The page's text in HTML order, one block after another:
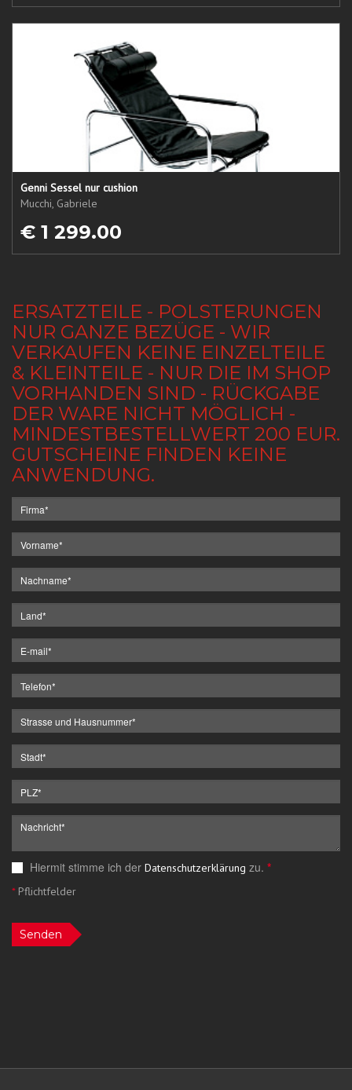
Genni Sessel nur cushion
Mucchi, Gabriele
€ 1 299.00
ERSATZTEILE - POLSTERUNGEN
NUR GANZE BEZÜGE - WIR
VERKAUFEN KEINE EINZELTEILE
& KLEINTEILE - NUR DIE IM SHOP
VORHANDEN SIND - RÜCKGABE
DER WARE NICHT MÖGLICH -
MINDESTBESTELLWERT 200 EUR.
GUTSCHEINE FINDEN KEINE
ANWENDUNG.
Hiermit stimme ich der Datenschutzerklärung zu. *
*Pflichtfelder
Senden